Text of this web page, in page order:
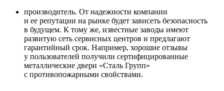
производитель. От надежности компании
и ее репутации на рынке будет зависеть безопасность
в будущем. К тому же, известные заводы имеют
развитую сеть сервисных центров и предлагают
гарантийный срок. Например, хорошие отзывы
у пользователей получили сертифицированные
металлические двери «Сталь Групп»
с противопожарными свойствами.